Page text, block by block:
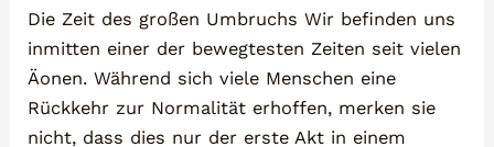
Die Zeit des großen Umbruchs Wir befinden uns
inmitten einer der bewegtesten Zeiten seit vielen
Äonen. Während sich viele Menschen eine
Rückkehr zur Normalität erhoffen, merken sie
nicht, dass dies nur der erste Akt in einem